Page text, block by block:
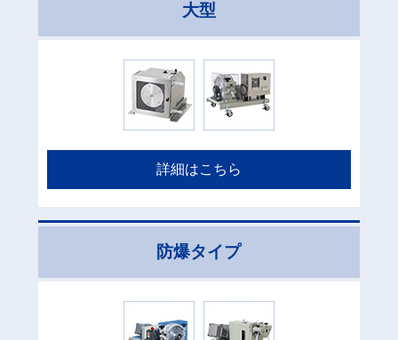
大型
詳細はこちら
防爆タイプ